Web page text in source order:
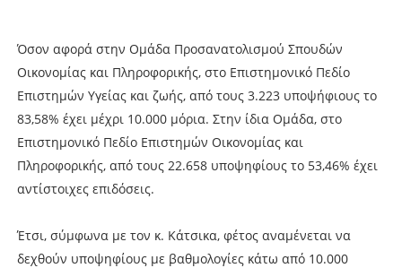
Όσον αφορά στην Ομάδα Προσανατολισμού Σπουδών
Οικονομίας και Πληροφορικής, στο Επιστημονικό Πεδίο
Επιστημών Υγείας και ζωής, από τους 3.223 υποψήφιους το
83,58% έχει μέχρι 10.000 μόρια. Στην ίδια Ομάδα, στο
Επιστημονικό Πεδίο Επιστημών Οικονομίας και
Πληροφορικής, από τους 22.658 υποψηφίους το 53,46% έχει
αντίστοιχες επιδόσεις.
Έτσι, σύμφωνα με τον κ. Κάτσικα, φέτος αναμένεται να
δεχθούν υποψηφίους με βαθμολογίες κάτω από 10.000